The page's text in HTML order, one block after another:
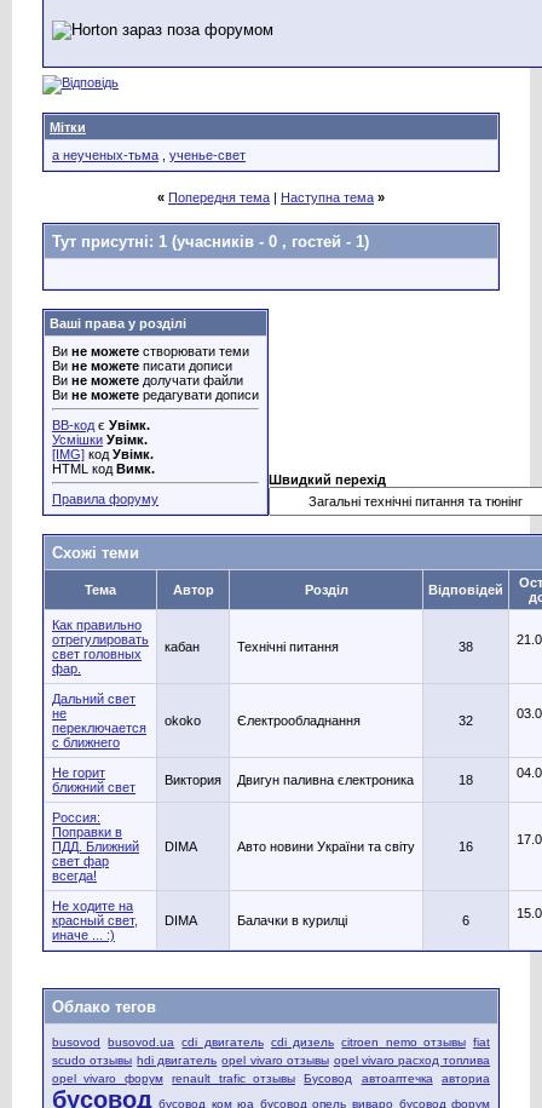
Мітки
а неученых-тьма
ученье-свет
« Попередня тема | Наступна тема »
Тут присутні: 1 (учасників - 0 , гостей - 1)
Ваші права у розділі
Ви не можете створювати теми
Ви не можете писати дописи
Ви не можете долучати файли
Ви не можете редагувати дописи
BB-код є Увімк.
Усмішки Увімк.
[IMG] код Увімк.
HTML код Вимк.
Правила форуму
Швидкий перехід
Схожі теми
Тема Автор Розділ Відповідей
Как правильно
отрегулировать
свет головных
фар.
кабан Технічні питання 38
Дальний свет
не
переключается
с ближнего
okoko Єлектрообладнання 32
Не горит
ближний свет
Виктория Двигун паливна єлектроника 18
Россия:
Поправки в
ПДД. Ближний
свет фар
всегда!
DIMA Авто новини України та світу 16
Не ходите на
красный свет,
иначе ... :)
DIMA Балачки в курилці 6
Облако тегов
busovod busovod.ua cdi двигатель cdi дизель citroen nemo отзывы fiat
scudo отзывы hdi двигатель opel vivaro отзывы opel vivaro расход топлива
opel vivaro форум
renault trafic отзывы Бусовод автоаптечка авториа
бусовод бусовод ком юа бусовод опель виваро бусовод форум